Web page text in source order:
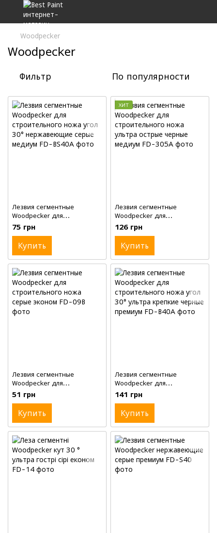
Woodpecker
Woodpecker
Фильтр По популярности
Лезвия сегментные
Woodpecker для
строительного ножа угол
30° нержавеющие серые
медиум, 10шт, 9мм
75 грн
Купить
ХИТ
Лезвия сегментные
Woodpecker для
строительного ножа ультра
острые черные медиум,
10шт, 18мм
126 грн
Купить
Лезвия сегментные
Woodpecker для
строительного ножа cерые
эконом, 10шт, 18мм, 100мм,
0,45мм
51 грн
Купить
Лезвия сегментные
Woodpecker для
строительного ножа угол
30° ультра крепкие черные
премиум, 10шт, 9мм
141 грн
Купить